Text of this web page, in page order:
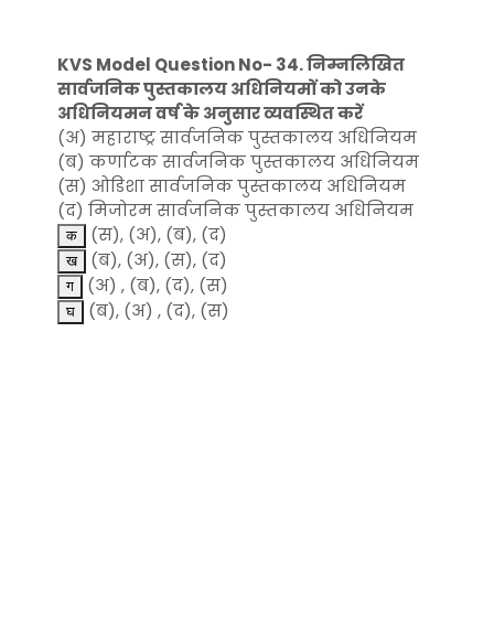
KVS Model Question No- 34. निम्नलिखित
सार्वजनिक पुस्तकालय अधिनियमों को उनके
अधिनियमन वर्ष के अनुसार व्यवस्थित करें
(अ) महाराष्ट्र सार्वजनिक पुस्तकालय अधिनियम
(ब) कर्णाटक सार्वजनिक पुस्तकालय अधिनियम
(स) ओडिशा सार्वजनिक पुस्तकालय अधिनियम
(द) मिजोरम सार्वजनिक पुस्तकालय अधिनियम
(स), (अ), (ब), (द)
(ब), (अ), (स), (द)
(अ) , (ब), (द), (स)
(ब), (अ) , (द), (स)